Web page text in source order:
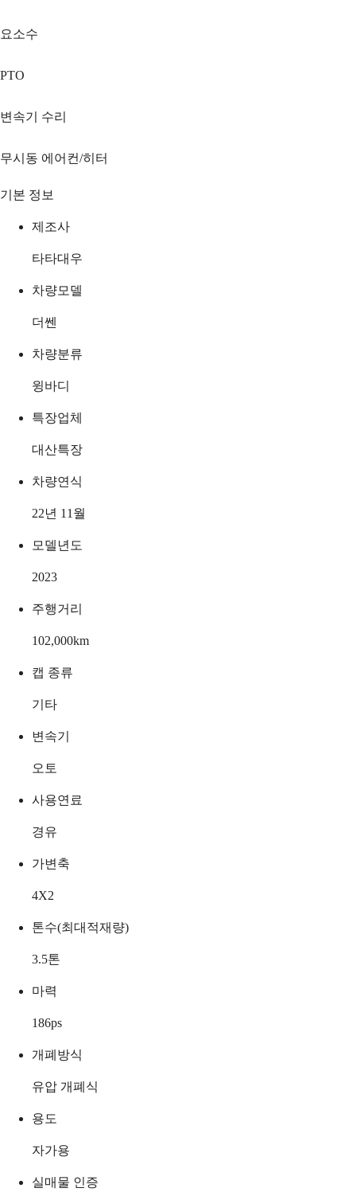
요소수
PTO
변속기 수리
무시동 에어컨/히터
기본 정보
제조사
타타대우
차량모델
더쎈
차량분류
윙바디
특장업체
대산특장
차량연식
22년 11월
모델년도
2023
주행거리
102,000km
캡 종류
기타
변속기
오토
사용연료
경유
가변축
4X2
톤수(최대적재량)
3.5톤
마력
186ps
개폐방식
유압 개폐식
용도
자가용
실매물 인증